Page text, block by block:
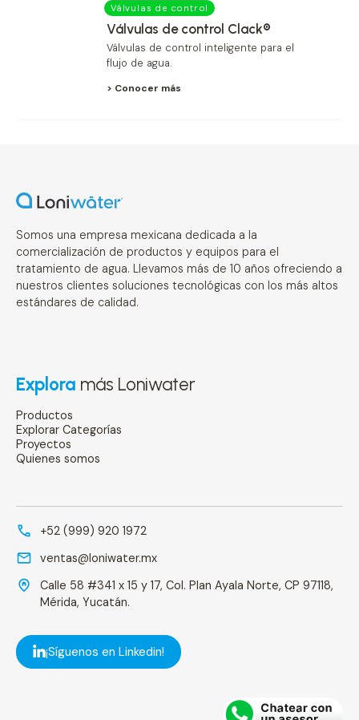
Válvulas de control
Válvulas de control Clack®
Válvulas de control inteligente para el
flujo de agua.
> Conocer más
Somos una empresa mexicana dedicada a la
comercialización de productos y equipos para el
tratamiento de agua. Llevamos más de 10 años ofreciendo a
nuestros clientes soluciones tecnológicas con los más altos
estándares de calidad.
Explora más Loniwater
Productos
Explorar Categorías
Proyectos
Quienes somos
+52 (999) 920 1972
ventas@loniwater.mx
Calle 58 #341 x 15 y 17, Col. Plan Ayala Norte, CP 97118,
Mérida, Yucatán.
¡Síguenos en Linkedin!